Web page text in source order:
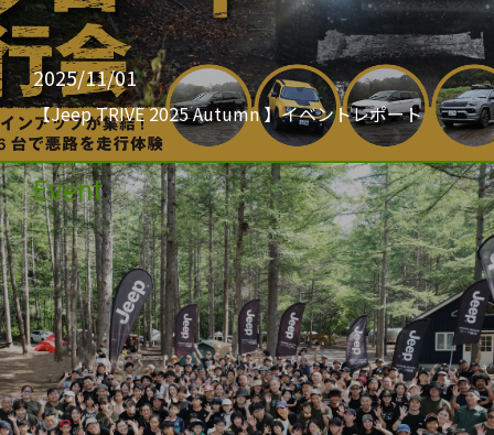
2025/11/01
【Jeep TRIVE 2025 Autumn 】イベントレポート
Event